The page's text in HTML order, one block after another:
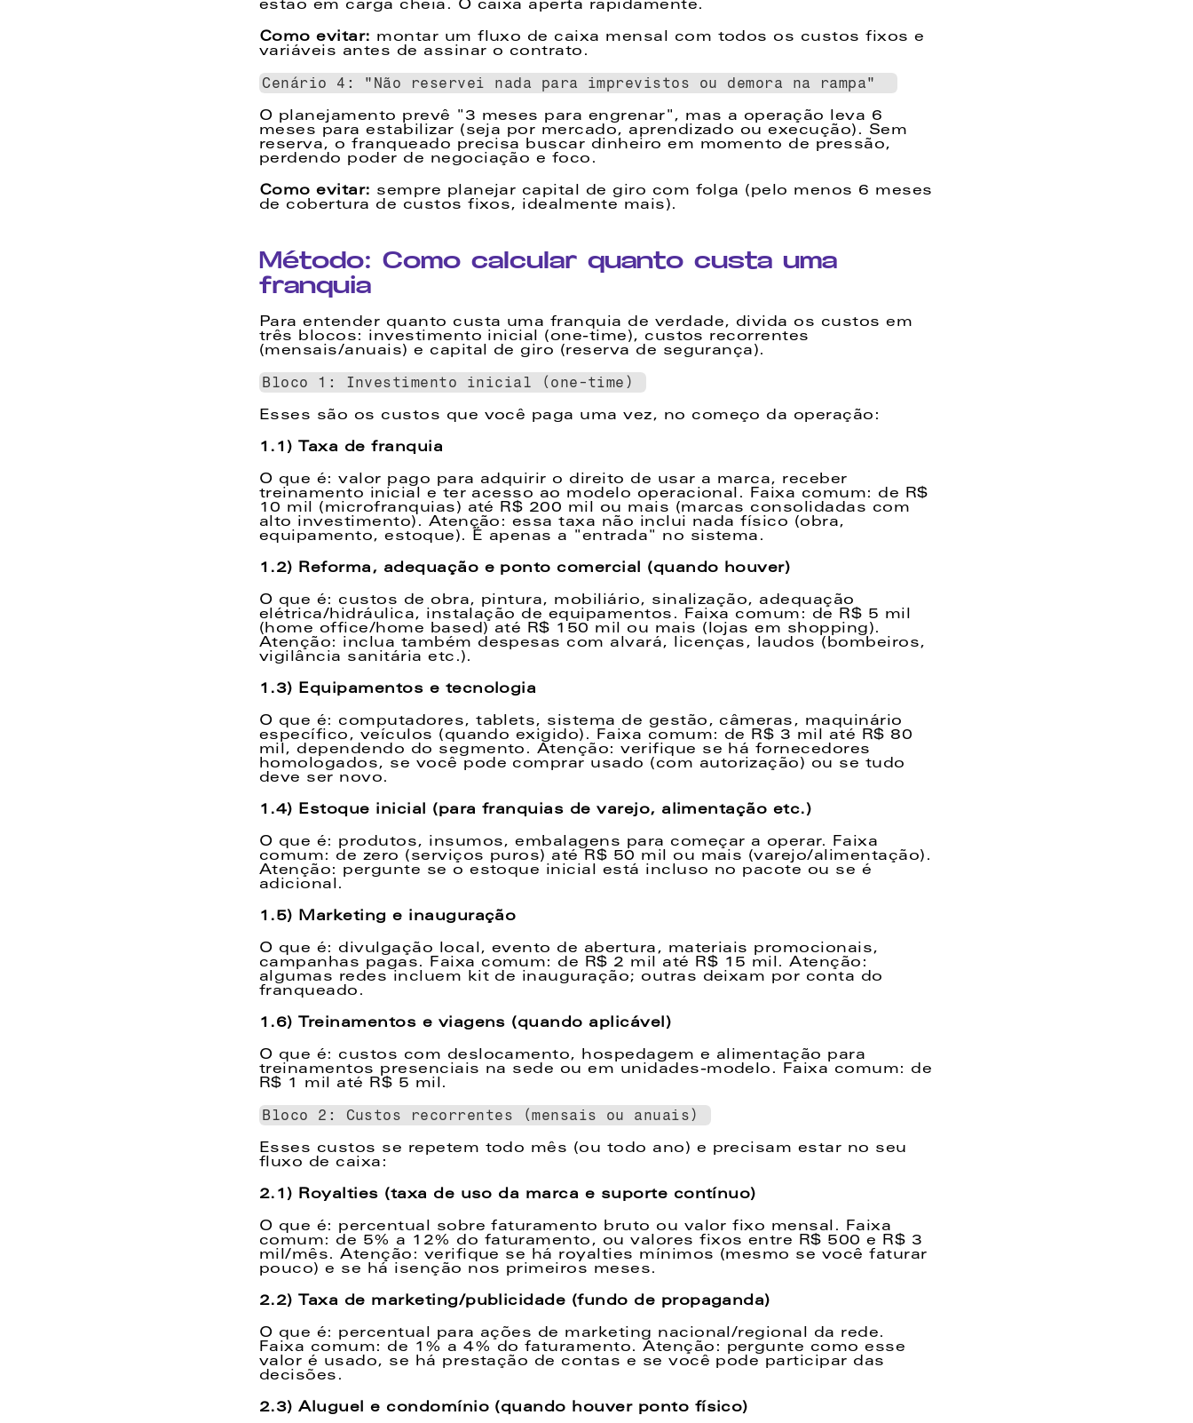
estão em carga cheia. O caixa aperta rapidamente.
Como evitar: montar um fluxo de caixa mensal com todos os custos fixos e
variáveis antes de assinar o contrato.
Cenário 4: "Não reservei nada para imprevistos ou demora na rampa"
O planejamento prevê "3 meses para engrenar", mas a operação leva 6
meses para estabilizar (seja por mercado, aprendizado ou execução). Sem
reserva, o franqueado precisa buscar dinheiro em momento de pressão,
perdendo poder de negociação e foco.
Como evitar: sempre planejar capital de giro com folga (pelo menos 6 meses
de cobertura de custos fixos, idealmente mais).
Método: Como calcular quanto custa uma
franquia
Para entender quanto custa uma franquia de verdade, divida os custos em
três blocos: investimento inicial (one-time), custos recorrentes
(mensais/anuais) e capital de giro (reserva de segurança).
Bloco 1: Investimento inicial (one-time)
Esses são os custos que você paga uma vez, no começo da operação:
1.1) Taxa de franquia
O que é: valor pago para adquirir o direito de usar a marca, receber
treinamento inicial e ter acesso ao modelo operacional. Faixa comum: de R$
10 mil (microfranquias) até R$ 200 mil ou mais (marcas consolidadas com
alto investimento). Atenção: essa taxa não inclui nada físico (obra,
equipamento, estoque). É apenas a "entrada" no sistema.
1.2) Reforma, adequação e ponto comercial (quando houver)
O que é: custos de obra, pintura, mobiliário, sinalização, adequação
elétrica/hidráulica, instalação de equipamentos. Faixa comum: de R$ 5 mil
(home office/home based) até R$ 150 mil ou mais (lojas em shopping).
Atenção: inclua também despesas com alvará, licenças, laudos (bombeiros,
vigilância sanitária etc.).
1.3) Equipamentos e tecnologia
O que é: computadores, tablets, sistema de gestão, câmeras, maquinário
específico, veículos (quando exigido). Faixa comum: de R$ 3 mil até R$ 80
mil, dependendo do segmento. Atenção: verifique se há fornecedores
homologados, se você pode comprar usado (com autorização) ou se tudo
deve ser novo.
1.4) Estoque inicial (para franquias de varejo, alimentação etc.)
O que é: produtos, insumos, embalagens para começar a operar. Faixa
comum: de zero (serviços puros) até R$ 50 mil ou mais (varejo/alimentação).
Atenção: pergunte se o estoque inicial está incluso no pacote ou se é
adicional.
1.5) Marketing e inauguração
O que é: divulgação local, evento de abertura, materiais promocionais,
campanhas pagas. Faixa comum: de R$ 2 mil até R$ 15 mil. Atenção:
algumas redes incluem kit de inauguração; outras deixam por conta do
franqueado.
1.6) Treinamentos e viagens (quando aplicável)
O que é: custos com deslocamento, hospedagem e alimentação para
treinamentos presenciais na sede ou em unidades-modelo. Faixa comum: de
R$ 1 mil até R$ 5 mil.
Bloco 2: Custos recorrentes (mensais ou anuais)
Esses custos se repetem todo mês (ou todo ano) e precisam estar no seu
fluxo de caixa:
2.1) Royalties (taxa de uso da marca e suporte contínuo)
O que é: percentual sobre faturamento bruto ou valor fixo mensal. Faixa
comum: de 5% a 12% do faturamento, ou valores fixos entre R$ 500 e R$ 3
mil/mês. Atenção: verifique se há royalties mínimos (mesmo se você faturar
pouco) e se há isenção nos primeiros meses.
2.2) Taxa de marketing/publicidade (fundo de propaganda)
O que é: percentual para ações de marketing nacional/regional da rede.
Faixa comum: de 1% a 4% do faturamento. Atenção: pergunte como esse
valor é usado, se há prestação de contas e se você pode participar das
decisões.
2.3) Aluguel e condomínio (quando houver ponto físico)